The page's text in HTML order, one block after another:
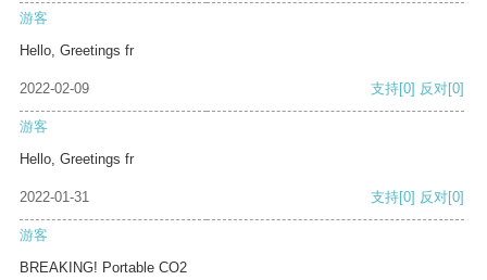
游客
Hello, Greetings fr
2022-02-09 支持[0] 反对[0]
游客
Hello, Greetings fr
2022-01-31 支持[0] 反对[0]
游客
BREAKING! Portable CO2